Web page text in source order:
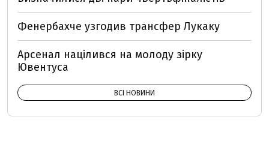
Фенербахче узгодив трансфер Лукаку
Арсенал націлився на молоду зірку
Ювентуса
ВСІ НОВИНИ